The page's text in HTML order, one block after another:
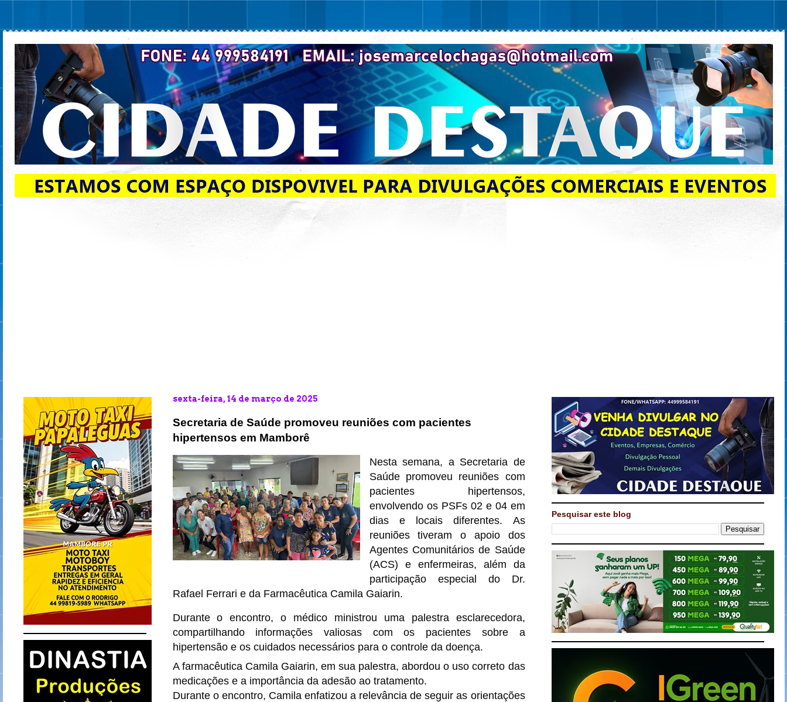
sexta-feira, 14 de março de 2025
Secretaria de Saúde promoveu reuniões com pacientes
hipertensos em Mamborê
Nesta semana, a Secretaria de
Saúde promoveu reuniões com
pacientes hipertensos,
envolvendo os PSFs 02 e 04 em
dias e locais diferentes. As
reuniões tiveram o apoio dos
Agentes Comunitários de Saúde
(ACS) e enfermeiras, além da
participação especial do Dr.
Rafael Ferrari e da Farmacêutica Camila Gaiarin.
Durante o encontro, o médico ministrou uma palestra esclarecedora,
compartilhando informações valiosas com os pacientes sobre a
hipertensão e os cuidados necessários para o controle da doença.
A farmacêutica Camila Gaiarin, em sua palestra, abordou o uso correto das
medicações e a importância da adesão ao tratamento.
Durante o encontro, Camila enfatizou a relevância de seguir as orientações
Pesquisar este blog